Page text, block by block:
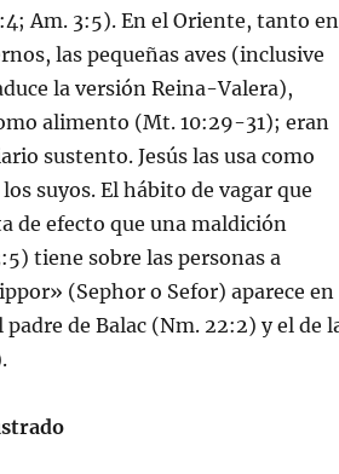
Am. 3:5). En el Oriente, tanto en
las pequeñas aves (inclusive
la versión Reina-Valera),
alimento (Mt. 10:29-31); eran
sustento. Jesús las usa como
suyos. El hábito de vagar que
de efecto que una maldición
tiene sobre las personas a
(Sephor o Sefor) aparece en
de Balac (Nm. 22:2) y el de